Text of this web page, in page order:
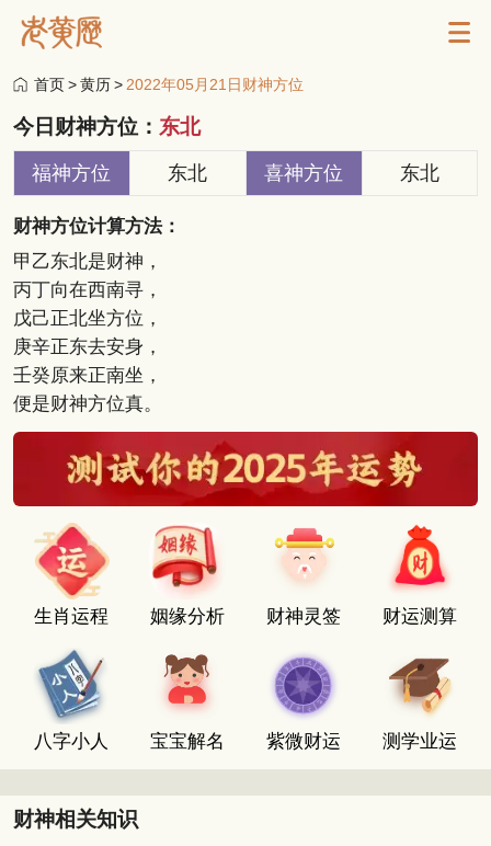
首页>黄历> 2022年05月21日财神方位
今日财神方位： 东北
福神方位 东北 喜神方位 东北
财神方位计算方法：
甲乙东北是财神，
丙丁向在西南寻，
戊己正北坐方位，
庚辛正东去安身，
壬癸原来正南坐，
便是财神方位真。
生肖运程 姻缘分析 财神灵签 财运测算
八字小人 宝宝解名 紫微财运 测学业运
财神相关知识